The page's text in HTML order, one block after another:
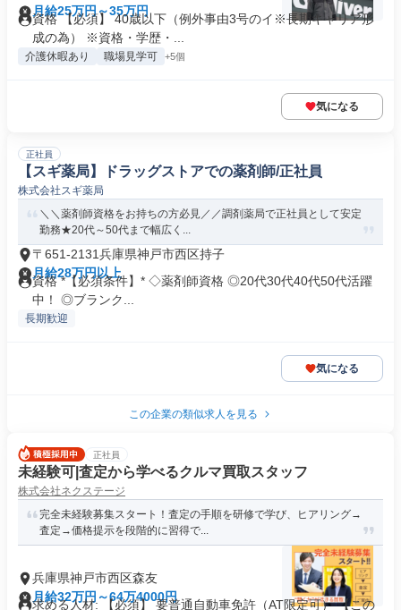
月給25万円～35万円
資格 【必須】 40歳以下（例外事由3号のイ※長期キャリア形
成の為） ※資格・学歴・...
介護休暇あり 職場見学可 +5個
気になる
正社員
【スギ薬局】ドラッグストアでの薬剤師/正社員
株式会社スギ薬局
＼＼薬剤師資格をお持ちの方必見／／調剤薬局で正社員として安定
勤務★20代～50代まで幅広く...
〒651-2131兵庫県神戸市西区持子
月給28万円以上
資格 *【必須条件】* ◇薬剤師資格 ◎20代30代40代50代活躍
中！ ◎ブランク...
長期歓迎
気になる
この企業の類似求人を見る
正社員
未経験可|査定から学べるクルマ買取スタッフ
株式会社ネクステージ
完全未経験募集スタート！査定の手順を研修で学び、ヒアリング→
査定→価格提示を段階的に習得で...
兵庫県神戸市西区森友
月給32万円～64万4000円
求める人材: 【必須】 要普通自動車免許（AT限定可） 【この